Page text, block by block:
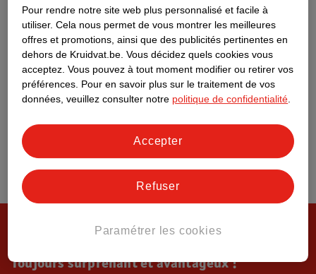
Toujours surprenant et avantageux !
Pour rendre notre site web plus personnalisé et facile à
utiliser. Cela nous permet de vous montrer les meilleures
offres et promotions, ainsi que des publicités pertinentes en
dehors de Kruidvat.be. Vous décidez quels cookies vous
acceptez. Vous pouvez à tout moment modifier ou retirer vos
préférences. Pour en savoir plus sur le traitement de vos
données, veuillez consulter notre politique de confidentialité
Paramétrer les cookies
Refuser
Accepter